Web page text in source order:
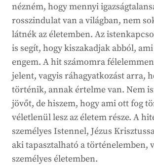
nézném, hogy mennyi
rosszindulat van a világban, nem
látnék az életemben. Az
is segít, hogy kiszakadjak abból,
engem. A hit számomra
jelent, vagyis ráhagyatkozást arra,
történik, annak értelme van. Nem
jövőt, de hiszem, hogy ami ott fog
véletlenül lesz az életem része. A
személyes Istennel, Jézus
aki tapasztalható a történelemben,
személyes életemben.